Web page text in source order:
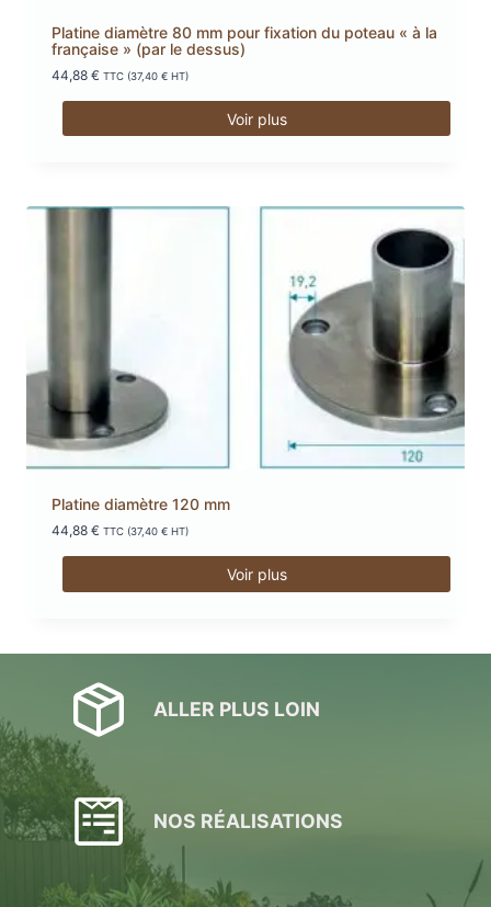
Platine diamètre 80 mm pour fixation du poteau « à la
française » (par le dessus)
44,88 € TTC (37,40 € HT)
Voir plus
Platine diamètre 120 mm
44,88 € TTC (37,40 € HT)
Voir plus
ALLER PLUS LOIN
NOS RÉALISATIONS